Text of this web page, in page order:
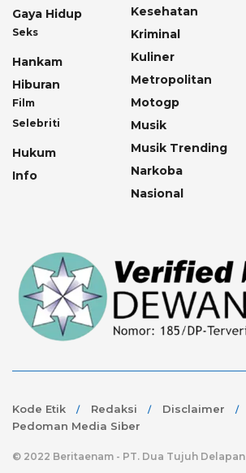
Gaya Hidup
Seks
Hankam
Hiburan
Film
Selebriti
Hukum
Info
Kesehatan
Kriminal
Kuliner
Metropolitan
Motogp
Musik
Musik Trending
Narkoba
Nasional
Kode Etik Redaksi
Disclaimer
Pedoman Media Siber
© 2022 Beritaenam - PT. Dua Tujuh Delapan